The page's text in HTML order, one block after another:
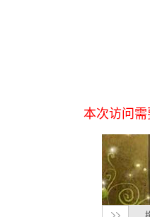
本次访问